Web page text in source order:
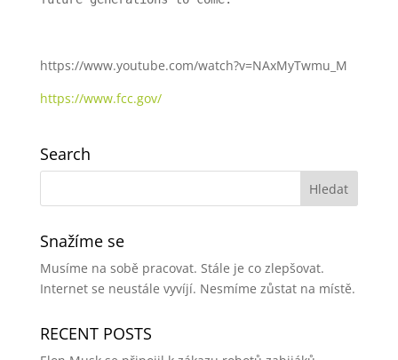
https://www.youtube.com/watch?v=NAxMyTwmu_M
https://www.fcc.gov/
Search
Snažíme se
Musíme na sobě pracovat. Stále je co zlepšovat.
Internet se neustále vyvíjí. Nesmíme zůstat na místě.
RECENT POSTS